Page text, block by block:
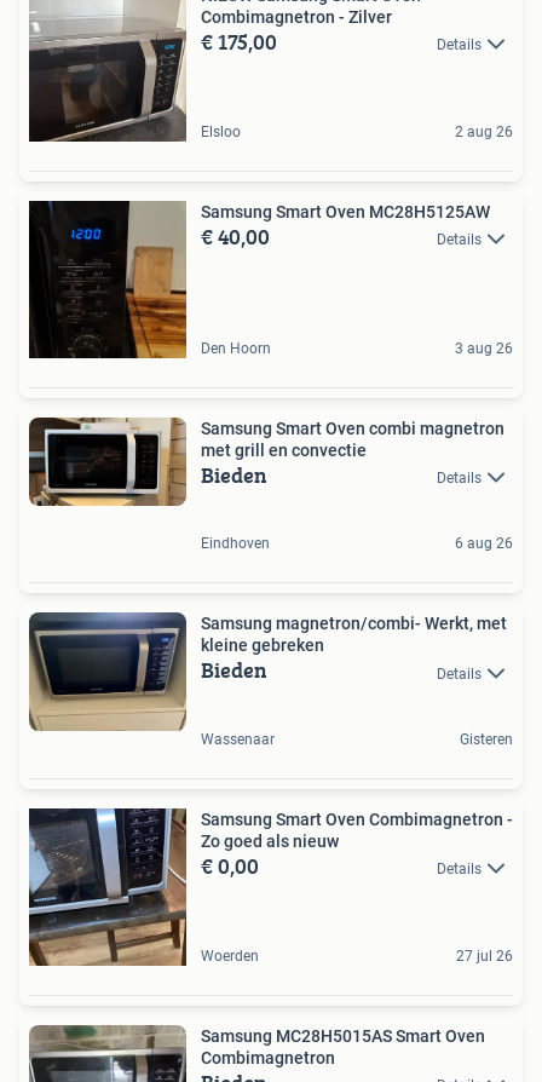
Combimagnetron - Zilver
€ 175,00 Details
Elsloo 2 aug 26
Samsung Smart Oven MC28H5125AW
€ 40,00 Details
Den Hoorn 3 aug 26
Samsung Smart Oven combi magnetron
met grill en convectie
Bieden Details
Eindhoven 6 aug 26
Samsung magnetron/combi- Werkt, met
kleine gebreken
Bieden Details
Wassenaar Gisteren
Samsung Smart Oven Combimagnetron -
Zo goed als nieuw
€ 0,00 Details
Woerden 27 jul 26
Samsung MC28H5015AS Smart Oven
Combimagnetron